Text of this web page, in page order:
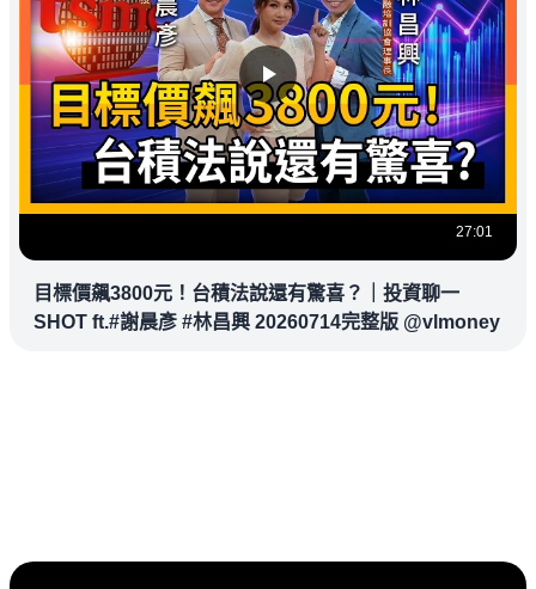
27:01
目標價飆3800元！台積法說還有驚喜？｜投資聊一
SHOT ft.#謝晨彥 #林昌興 20260714完整版 @vlmoney